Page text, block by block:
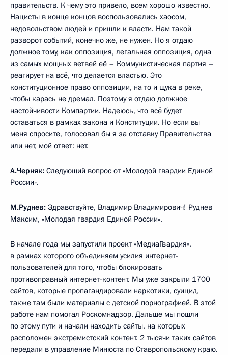
правительств. К чему это привело, всем хорошо известно.
Нацисты в конце концов воспользовались хаосом,
недовольством людей и пришли к власти. Нам такой
разворот событий, конечно же, не нужен. Но я отдаю
должное тому, как оппозиция, легальная оппозиция, одна
из самых мощных ветвей её – Коммунистическая партия –
реагирует на всё, что делается властью. Это
конституционное право оппозиции, на то и щука в реке,
чтобы карась не дремал. Поэтому я отдаю должное
настойчивости Компартии. Надеюсь, что всё будет
оставаться в рамках закона и Конституции. Но если вы
меня спросите, голосовал бы я за отставку Правительства
или нет, мой ответ: нет.
А.Черняк: Следующий вопрос от «Молодой гвардии Единой
России».
М.Руднев: Здравствуйте, Владимир Владимирович! Руднев
Максим, «Молодая гвардия Единой России».
В начале года мы запустили проект «МедиаГвардия»,
в рамках которого объединяем усилия интернет-
пользователей для того, чтобы блокировать
противоправный интернет-контент. Мы уже закрыли 1700
сайтов, которые пропагандировали наркотики, суицид,
также там были материалы с детской порнографией. В этой
работе нам помогал Роскомнадзор. Дальше мы пошли
по этому пути и начали находить сайты, на которых
расположен экстремистский контент. 2 тысячи таких сайтов
передали в управление Минюста по Ставропольскому краю.